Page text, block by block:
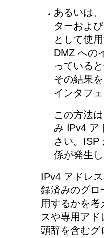
あるいは
ターおよ
として使
DMZ への
っている
その結果
インタフ
この方法
み IPv4 ア
さい。ISP
係が発生
IPv4 アドレ
録済みのグロ
用するかを
スや専用ア
頭辞を含むグ